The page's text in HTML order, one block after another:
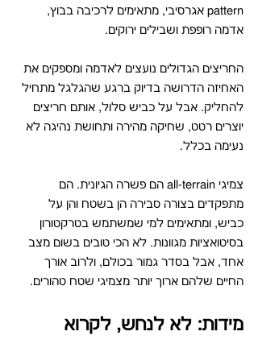
pattern אגרסיבי, מתאימים לרכיבה בבוץ,
אדמה רופפת ושבילים ירוקים.
החריצים הגדולים נועצים לאדמה ומספקים את
האחיזה הדרושה בדיוק ברגע שהגלגל מתחיל
להחליק. אבל על כביש סלול, אותם חריצים
יוצרים רטט, שחיקה מהירה ותחושת נהיגה לא
נעימה בכלל.
צמיגי all-terrain הם פשרה הגיונית. הם
מתפקדים בצורה סבירה הן בשטח והן על
כביש, ומתאימים למי שמשתמש בטרקטורון
בסיטואציות מגוונות. לא הכי טובים בשום מצב
אחד, אבל בסדר גמור בכולם, ולרוב אורך
החיים שלהם ארוך יותר מצמיגי שטח טהורים.
מידות: לא לנחש, לקרוא